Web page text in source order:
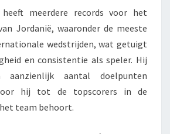
heeft meerdere records voor het
Jordanië, waaronder de meeste
wedstrijden, wat getuigt
en consistentie als speler. Hij
aantal doelpunten
hij tot de topscorers in de
team behoort.